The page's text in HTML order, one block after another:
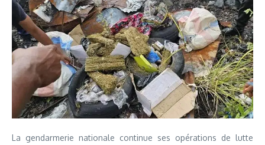
La gendarmerie nationale continue ses opérations de lutte